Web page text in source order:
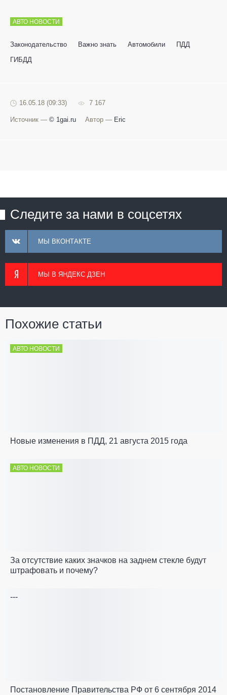
АВТО НОВОСТИ
Законодательство Важно знать Автомобили
ПДД
ГИБДД
16.05.18 (09:33) 7 167
Источник — © 1gai.ru Автор — Eric
Следите за нами в соцсетях
МЫ ВКОНТАКТЕ
МЫ В ЯНДЕКС ДЗЕН
Похожие статьи
АВТО НОВОСТИ
Новые изменения в ПДД, 21 августа 2015 года
АВТО НОВОСТИ
За отсутствие каких значков на заднем стекле будут
штрафовать и почему?
---
Постановление Правительства РФ от 6 сентября 2014